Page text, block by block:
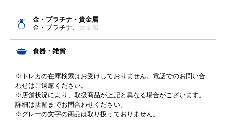
金・プラチナ・貴金属
金・プラチナ、 貴金属
食器・雑貨
※トレカの在庫検索はお受けしておりません。電話でのお問い合
わせはご遠慮ください。
※店舗状況により、取扱商品が上記と異なる場合がございます。
詳細は店舗までお問合わせください。
※グレーの文字の商品は取り扱っておりません。